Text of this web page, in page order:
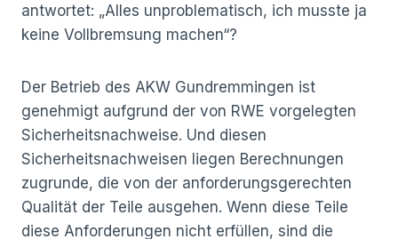
antwortet: „Alles unproblematisch, ich musste ja
keine Vollbremsung machen“?
Der Betrieb des AKW Gundremmingen ist
genehmigt aufgrund der von RWE vorgelegten
Sicherheitsnachweise. Und diesen
Sicherheitsnachweisen liegen Berechnungen
zugrunde, die von der anforderungsgerechten
Qualität der Teile ausgehen. Wenn diese Teile
diese Anforderungen nicht erfüllen, sind die